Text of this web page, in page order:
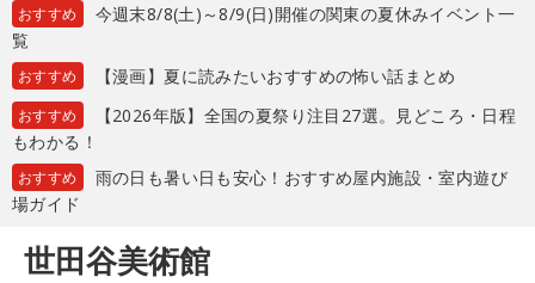
おすすめ
今週末8/8(土)～8/9(日)開催の関東の夏休みイベント一
覧
おすすめ 【漫画】夏に読みたいおすすめの怖い話まとめ
おすすめ
【2026年版】全国の夏祭り注目27選。見どころ・日程
もわかる！
おすすめ
雨の日も暑い日も安心！おすすめ屋内施設・室内遊び
場ガイド
世田谷美術館